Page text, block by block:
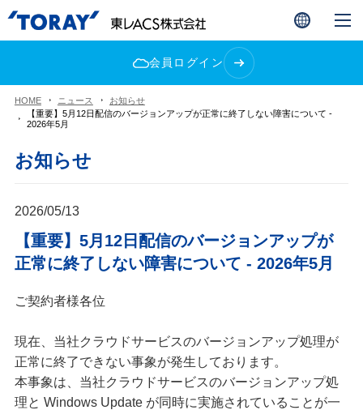
会員ログイン
HOME ニュース
お知らせ
【重要】5月12日配信のバージョンアップが正常に終了しない障害について -
2026年5月
お知らせ
2026/05/13
【重要】5月12日配信のバージョンアップが
正常に終了しない障害について - 2026年5月
ご契約者様各位
現在、当社クラウドサービスのバージョンアップ処理が
正常に終了できない事象が発生しております。
本事象は、当社クラウドサービスのバージョンアップ処
理と Windows Update が同時に実施されていることが一